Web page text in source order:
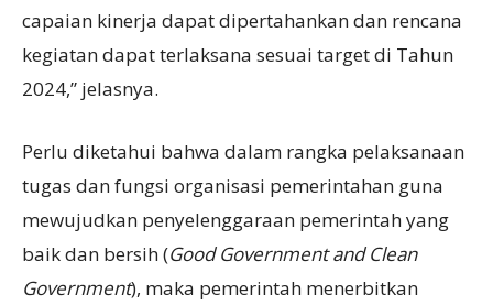
capaian kinerja dapat dipertahankan dan rencana
kegiatan dapat terlaksana sesuai target di Tahun
2024,” jelasnya.
Perlu diketahui bahwa dalam rangka pelaksanaan
tugas dan fungsi organisasi pemerintahan guna
mewujudkan penyelenggaraan pemerintah yang
baik dan bersih (Good Government and Clean
Government), maka pemerintah menerbitkan